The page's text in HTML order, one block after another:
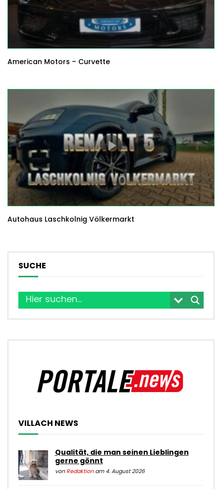
American Motors – Curvette
Autohaus Laschkolnig Völkermarkt
SUCHE
VILLACH NEWS
Qualität, die man seinen Lieblingen
gerne gönnt
von Redaktionam 4. August 2026